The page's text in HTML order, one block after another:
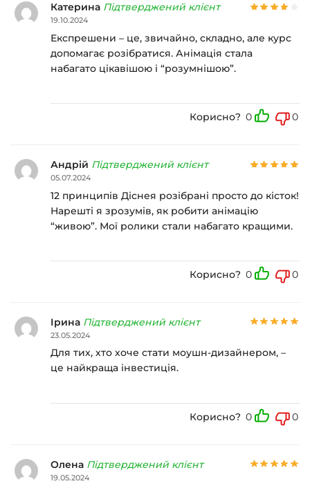
Катерина Підтверджений клієнт
19.10.2024
Експрешени – це, звичайно, складно, але курс
допомагає розібратися. Анімація стала
набагато цікавішою і “розумнішою”.
Корисно? 0 0
Андрій Підтверджений клієнт
05.07.2024
12 принципів Діснея розібрані просто до кісток!
Нарешті я зрозумів, як робити анімацію
“живою”. Мої ролики стали набагато кращими.
Корисно? 0 0
Ірина Підтверджений клієнт
23.05.2024
Для тих, хто хоче стати моушн-дизайнером, –
це найкраща інвестиція.
Корисно? 0 0
Олена Підтверджений клієнт
19.05.2024